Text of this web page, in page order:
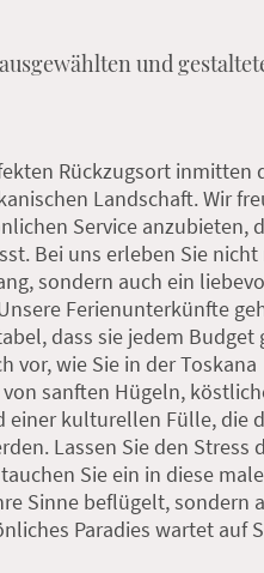
und
Rückzugsort inmitten
Landschaft. Wir
Service anzubieten,
Bei uns erleben Sie
sondern auch ein
Ferienunterkünfte
dass sie jedem Budget
vor, wie Sie in der Toskana
sanften Hügeln,
einer kulturellen Fülle, die
Lassen Sie den Stress
Sie ein in diese
Sinne beflügelt, sondern
Paradies wartet auf